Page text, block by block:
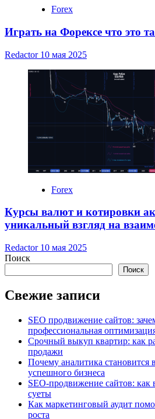
Forex
Играть на Форексе что это
Redactor 10 мая 2025
Forex
Курсы валют и котировки
уникальный взгляд на
Redactor 10 мая 2025
Поиск
Поиск
Свежие записи
SEO продвижение сайтов:
профессиональная
Срочный выкуп квартир: как
продажи
Почему аналитика становится
успешного бизнеса
SEO-продвижение сайтов:
суеты
Как маркетинговый аудит
роста